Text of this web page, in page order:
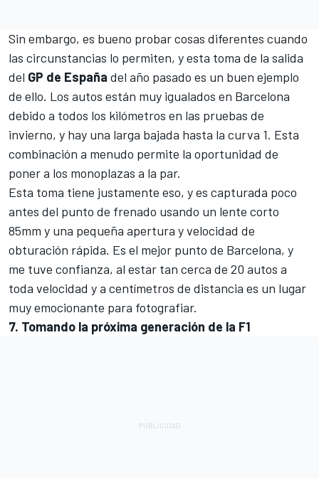
Sin embargo, es bueno probar cosas diferentes cuando
las circunstancias lo permiten, y esta toma de la salida
del GP de España del año pasado es un buen ejemplo
de ello. Los autos están muy igualados en Barcelona
debido a todos los kilómetros en las pruebas de
invierno, y hay una larga bajada hasta la curva 1. Esta
combinación a menudo permite la oportunidad de
poner a los monoplazas a la par.
Esta toma tiene justamente eso, y es capturada poco
antes del punto de frenado usando un lente corto
85mm y una pequeña apertura y velocidad de
obturación rápida. Es el mejor punto de Barcelona, y
me tuve confianza, al estar tan cerca de 20 autos a
toda velocidad y a centímetros de distancia es un lugar
muy emocionante para fotografiar.
7. Tomando la próxima generación de la F1